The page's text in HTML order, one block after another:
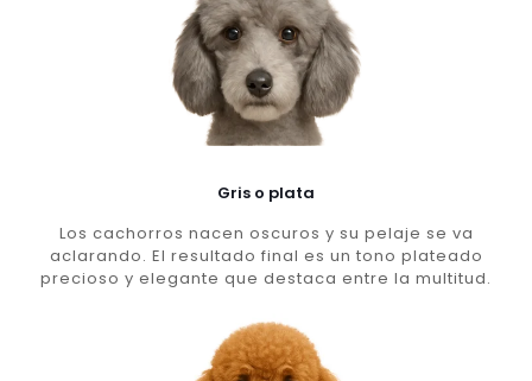
Gris o plata
Los cachorros nacen oscuros y su pelaje se va
aclarando. El resultado final es un tono plateado
precioso y elegante que destaca entre la multitud.